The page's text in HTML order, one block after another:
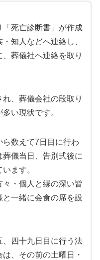
死亡診断書」が作成
知人などへ連絡し、
葬儀社へ連絡を取り
、葬儀会社の段取り
い現状です。
数えて7日目に行わ
儀当日、告別式後に
ます。
・個人と縁の深い皆
一緒に会食の席を設
、四十九日目に行う法
、その前の土曜日・